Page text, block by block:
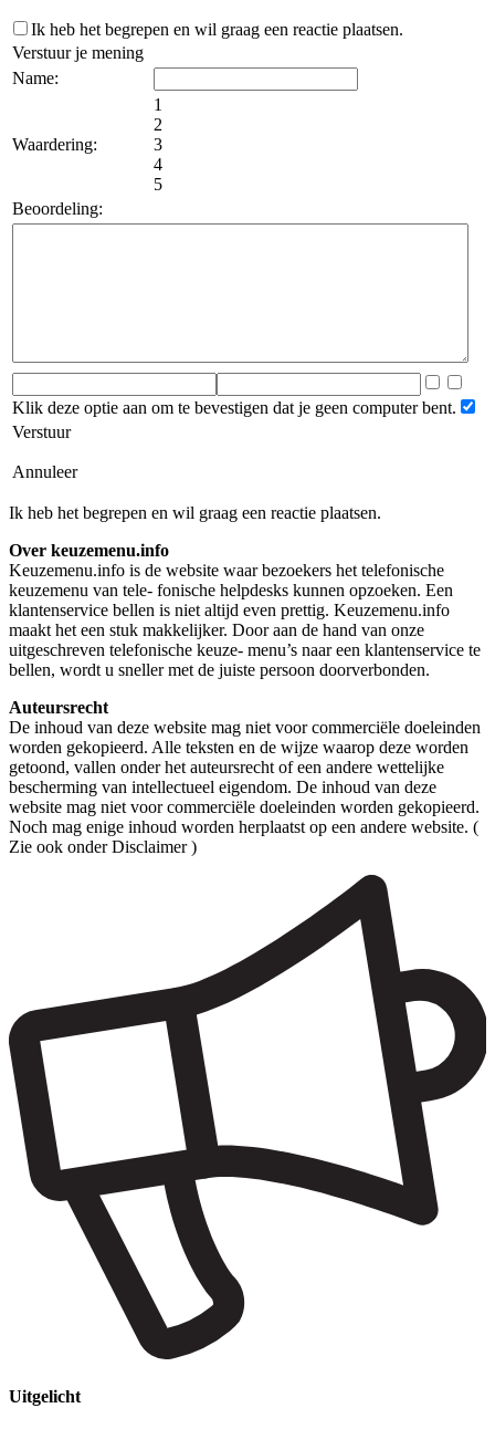
Ik heb het begrepen en wil graag een reactie plaatsen.
Verstuur je mening
Name:
Waardering:
1
2
3
4
5
Beoordeling:
Klik deze optie aan om te bevestigen dat je geen computer bent.
Verstuur
Annuleer
Ik heb het begrepen en wil graag een reactie plaatsen.
Over keuzemenu.info
Keuzemenu.info is de website waar bezoekers het telefonische
keuzemenu van tele- fonische helpdesks kunnen opzoeken. Een
klantenservice bellen is niet altijd even prettig. Keuzemenu.info
maakt het een stuk makkelijker. Door aan de hand van onze
uitgeschreven telefonische keuze- menu’s naar een klantenservice te
bellen, wordt u sneller met de juiste persoon doorverbonden.
Auteursrecht
De inhoud van deze website mag niet voor commerciële doeleinden
worden gekopieerd. Alle teksten en de wijze waarop deze worden
getoond, vallen onder het auteursrecht of een andere wettelijke
bescherming van intellectueel eigendom. De inhoud van deze
website mag niet voor commerciële doeleinden worden gekopieerd.
Noch mag enige inhoud worden herplaatst op een andere website. (
Zie ook onder Disclaimer )
Uitgelicht